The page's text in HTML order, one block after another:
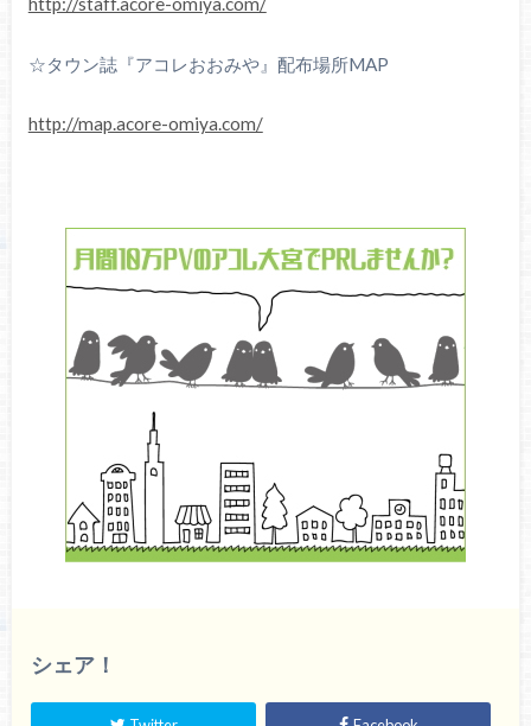
☆タウン誌『アコレおおみや』配布場所MAP
http://map.acore-omiya.com/
シェア！